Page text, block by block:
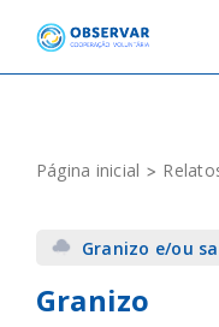
content
EVENTOS
DEFINIÇÕES
Página inicial
Granizo e/ou
Granizo